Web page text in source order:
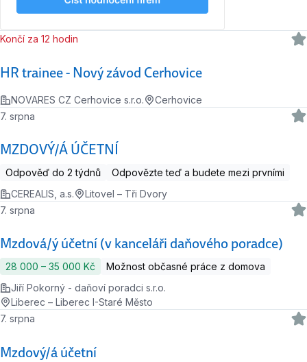
HR trainee - Nový závod Cerhovice
Končí za 12 hodin
NOVARES CZ Cerhovice s.r.o. Cerhovice
MZDOVÝ/Á ÚČETNÍ
7. srpna
Odpověď do 2 týdnů
Odpovězte teď a budete mezi prvními
CEREALIS, a.s.
Litovel – Tři Dvory
Mzdová/ý účetní (v kanceláři daňového poradce)
7. srpna
28 000 ‍–‍ 35 000 Kč
Možnost občasné práce z domova
Jiří Pokorný - daňoví poradci s.r.o.
Liberec – Liberec I-Staré Město
Mzdový/á účetní
7. srpna